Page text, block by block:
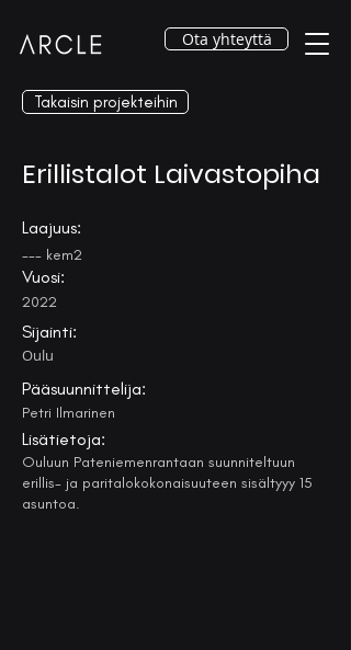
Ota yhteyttä
Takaisin projekteihin
Erillistalot Laivastopiha
Laajuus:
--- kem2
Vuosi:
2022
Sijainti:
Oulu
Pääsuunnittelija:
Petri Ilmarinen
Lisätietoja:
Ouluun Pateniemenrantaan suunniteltuun
erillis- ja paritalokokonaisuuteen sisältyyy 15
asuntoa.